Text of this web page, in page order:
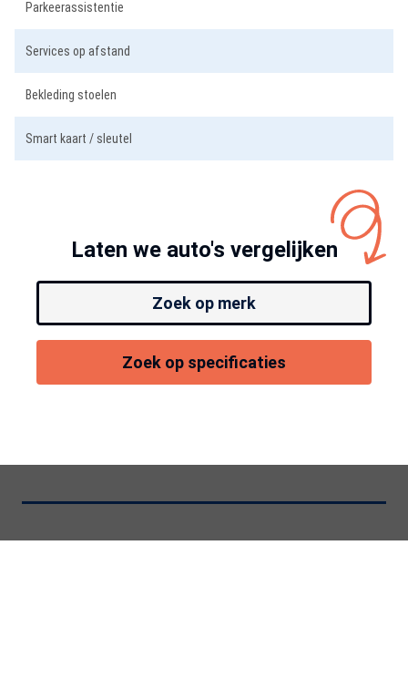
Parkeerassistentie
Services op afstand
Bekleding stoelen
Smart kaart / sleutel
Laten we auto's vergelijken
Zoek op merk
Zoek op specificaties